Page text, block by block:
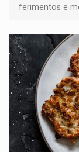
ferimentos e